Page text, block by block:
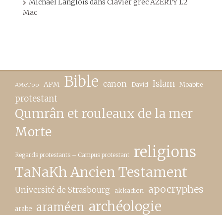
Michael Langlois dans Clavier grec AZERTY 1.2
Mac
#MeToo APM Bible canon David Islam Moabite
protestant
Qumrân et rouleaux de la mer
Morte
Regards protestants – Campus protestant religions
TaNaKh Ancien Testament
Université de Strasbourg akkadien apocryphes
arabe araméen archéologie